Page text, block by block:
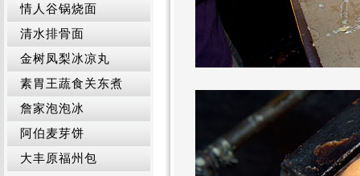
情人谷锅烧面
清水排骨面
金树凤梨冰凉丸
素胃王蔬食关东煮
詹家泡泡冰
阿伯麦芽饼
大丰原福州包